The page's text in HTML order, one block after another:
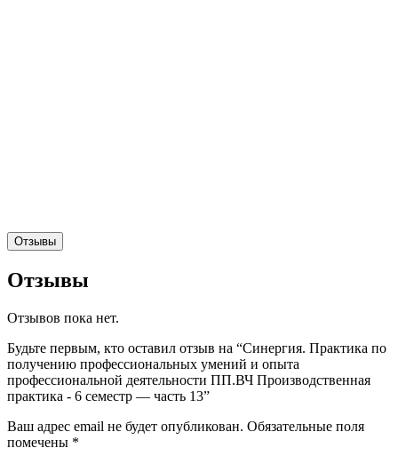
Отзывы
Отзывы
Отзывов пока нет.
Будьте первым, кто оставил отзыв на “Синергия. Практика по
получению профессиональных умений и опыта
профессиональной деятельности ПП.ВЧ Производственная
практика - 6 семестр — часть 13”
Ваш адрес email не будет опубликован. Обязательные поля
помечены *